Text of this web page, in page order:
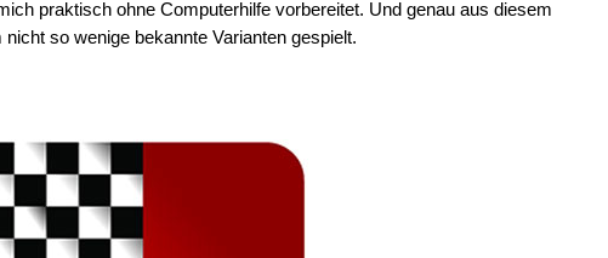
praktisch ohne Computerhilfe vorbereitet. Und genau aus diesem
so wenige bekannte Varianten gespielt.